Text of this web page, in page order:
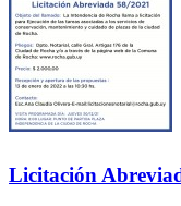
Licitación